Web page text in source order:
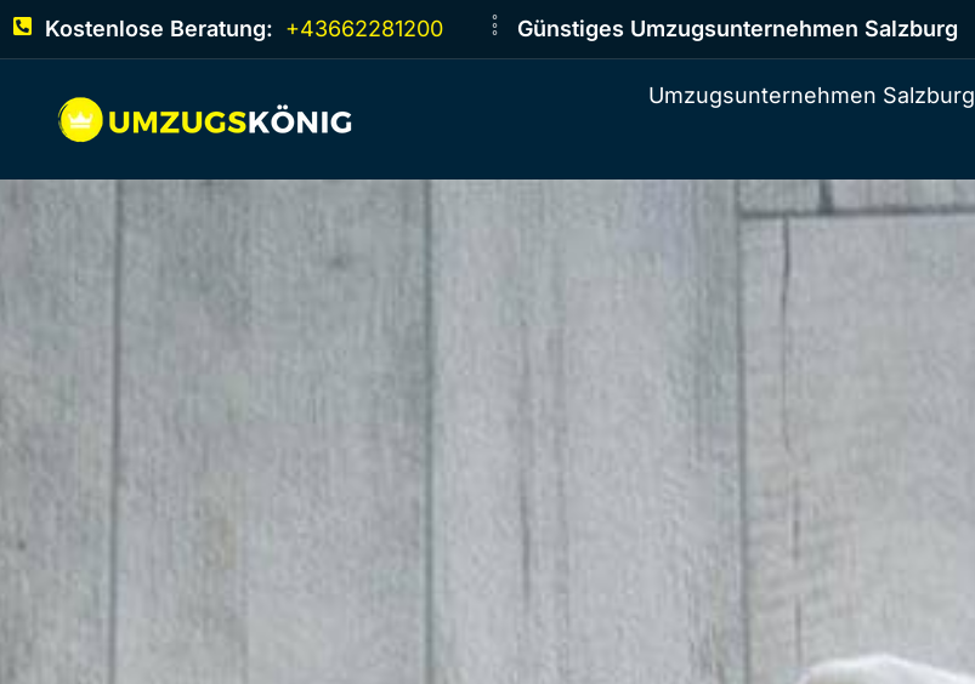
Kostenlose Beratung: +43662281200 Günstiges Umzugsunternehmen Salzburg
Umzugsunternehmen Salzburg